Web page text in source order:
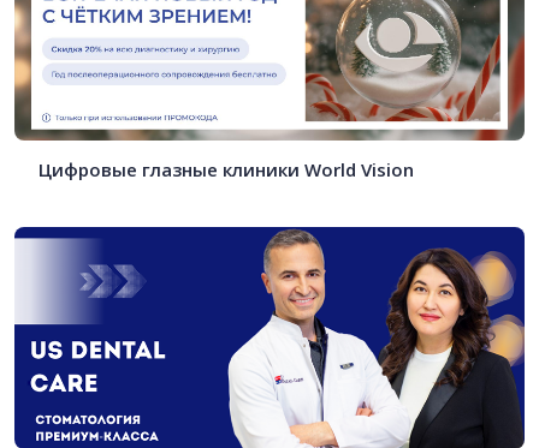
Цифровые глазные клиники World Vision